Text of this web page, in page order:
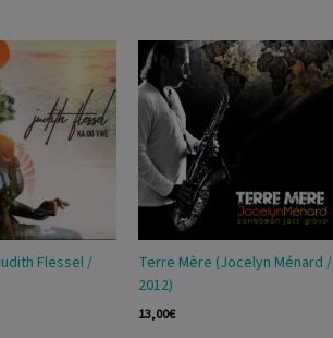
Flessel /
Terre Mère (Jocelyn Ménard /
2012)
13,00€